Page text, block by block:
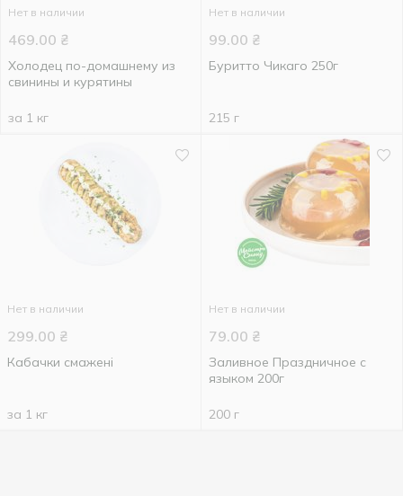
Нет в наличии
469.00 ₴
Холодец по-домашнему из
свинины и курятины
за 1 кг
Нет в наличии
99.00 ₴
Буритто Чикаго 250г
215 г
Нет в наличии
299.00 ₴
Кабачки смажені
за 1 кг
Нет в наличии
79.00 ₴
Заливное Праздничное с
языком 200г
200 г